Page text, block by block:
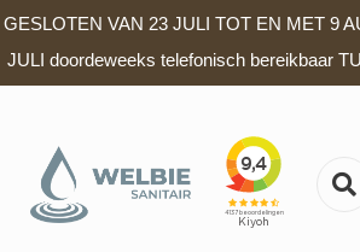
GESLOTEN VAN 23 JULI TOT EN MET 9
JULI doordeweeks telefonisch bereikbaar